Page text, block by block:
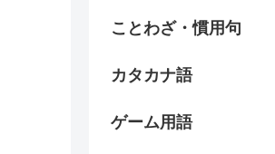
ことわざ・慣用句
カタカナ語
ゲーム用語